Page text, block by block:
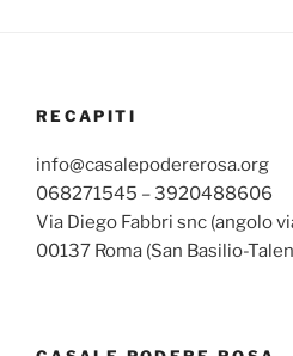
RECAPITI
info@casalepodererosa.org
068271545 – 3920488606
Via Diego Fabbri snc (angolo
00137 Roma (San Basilio-